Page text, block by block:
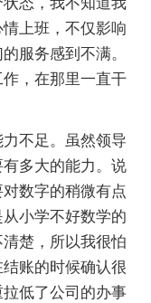
上班，不仅影响
服务感到不满。
，在那里一直干
不足。虽然领导
多大的能力。说
数字的稍微有点
小学不好数学的
楚，所以我很怕
账的时候确认很
低了公司的办事